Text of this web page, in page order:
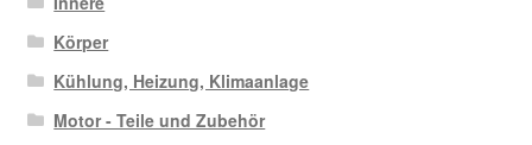
Körper
Kühlung, Heizung, Klimaanlage
Motor - Teile und Zubehör